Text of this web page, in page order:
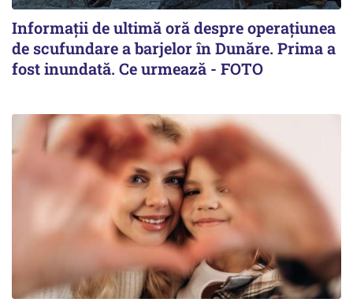
Informații de ultimă oră despre operațiunea
de scufundare a barjelor în Dunăre. Prima a
fost inundată. Ce urmează - FOTO